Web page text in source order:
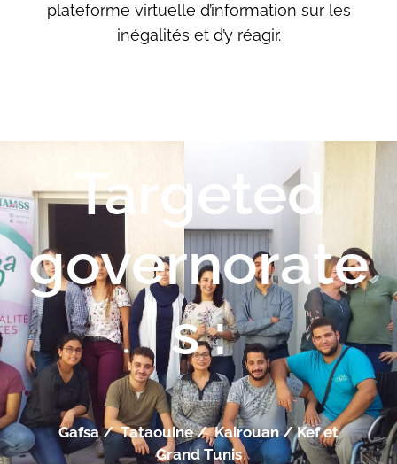
plateforme virtuelle d’information sur les
inégalités et d’y réagir.
Targeted
governorate
s :
Gafsa / Tataouine / Kairouan / Kef et
Grand Tunis